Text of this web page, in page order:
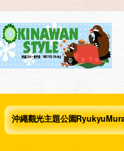
沖繩觀光主題公園